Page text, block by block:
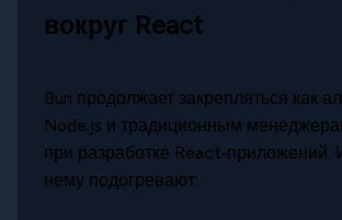
вокруг React
Bun продолжает закрепляться как
Node.js и традиционным
при разработке React‑приложений.
нему подогревают: